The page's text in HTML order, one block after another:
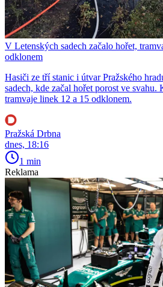
V Letenských sadech začalo hořet,
odklonem
Hasiči ze tří stanic i útvar Pražského
sadech, kde začal hořet porost ve
tramvaje linek 12 a 15 odklonem.
Pražská Drbna
dnes, 18:16
1 min
Reklama